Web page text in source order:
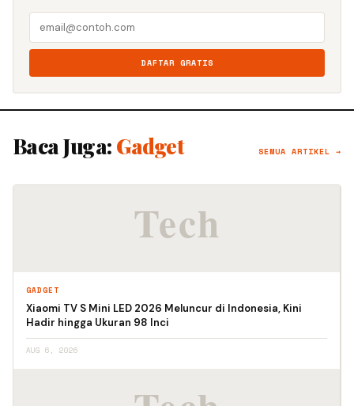
DAFTAR GRATIS
Baca Juga: Gadget SEMUA ARTIKEL →
GADGET
Xiaomi TV S Mini LED 2026 Meluncur di Indonesia, Kini
Hadir hingga Ukuran 98 Inci
AUG 6, 2026